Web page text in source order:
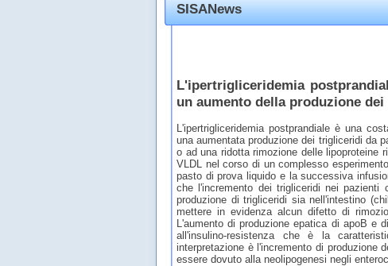
SISANews
L'ipertrigliceridemia
un aumento della produzione
L'ipertrigliceridemia postprandiale è una
una aumentata produzione dei trigliceridi da
o ad una ridotta rimozione delle lipoproteine
VLDL nel corso di un complesso
pasto di prova liquido e la successiva
che l'incremento dei trigliceridi nei
produzione di trigliceridi sia nell'intestino
mettere in evidenza alcun difetto di
L'aumento di produzione epatica di apoB e
all'insulino-resistenza che è la
interpretazione è l'incremento di produzione
essere dovuto alla neolipogenesi negli